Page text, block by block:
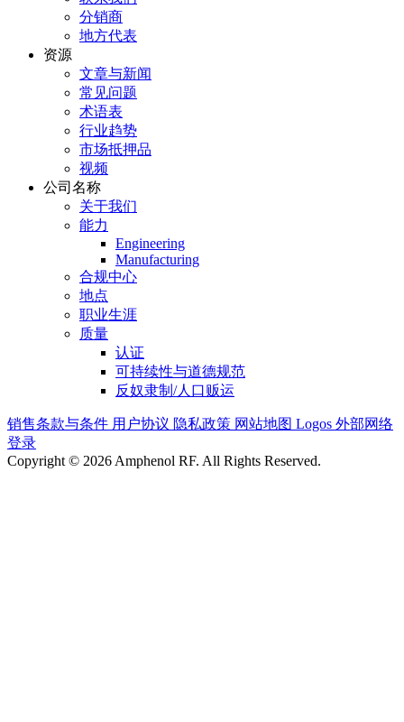
分销商
地方代表
资源
文章与新闻
常见问题
术语表
行业趋势
市场抵押品
视频
公司名称
关于我们
能力
Engineering
Manufacturing
合规中心
地点
职业生涯
质量
认证
可持续性与道德规范
反奴隶制/人口贩运
销售条款与条件 用户协议 隐私政策 网站地图 Logos 外部网络
登录
Copyright © 2026 Amphenol RF. All Rights Reserved.